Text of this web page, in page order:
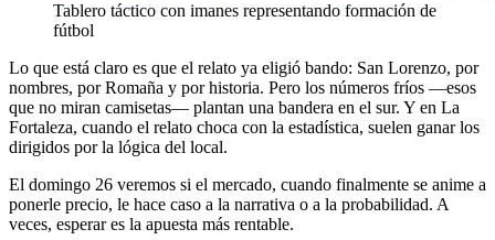
Tablero táctico con imanes representando formación de
fútbol
Lo que está claro es que el relato ya eligió bando: San Lorenzo, por
nombres, por Romaña y por historia. Pero los números fríos —esos
que no miran camisetas— plantan una bandera en el sur. Y en La
Fortaleza, cuando el relato choca con la estadística, suelen ganar los
dirigidos por la lógica del local.
El domingo 26 veremos si el mercado, cuando finalmente se anime a
ponerle precio, le hace caso a la narrativa o a la probabilidad. A
veces, esperar es la apuesta más rentable.